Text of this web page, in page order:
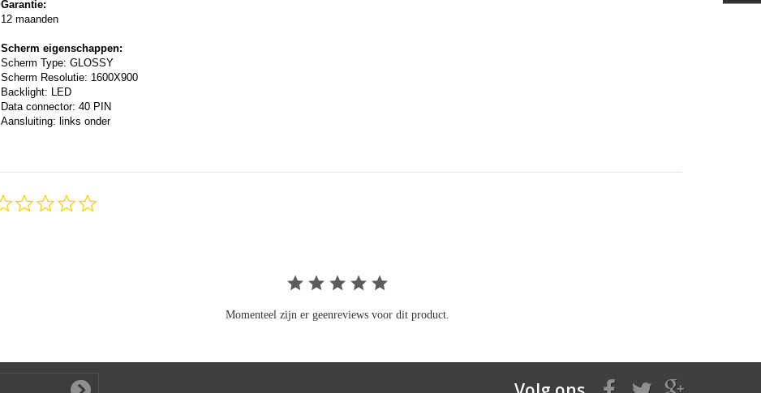
Garantie:
12 maanden
Scherm eigenschappen:
Scherm Type: GLOSSY
Scherm Resolutie: 1600X900
Backlight: LED
Data connector: 40 PIN
Aansluiting: links onder
Momenteel zijn er geenreviews voor dit product.